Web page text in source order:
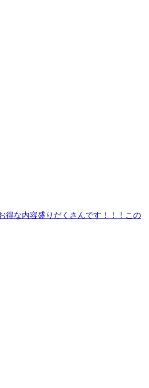
得な内容盛りだくさんです！！！この